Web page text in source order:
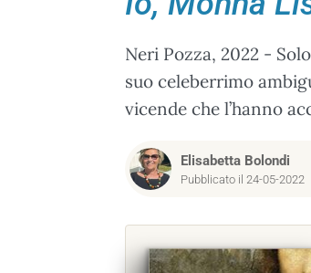
Neri Pozza, 2022 -
suo celeberrimo
vicende che l’hanno
Elisabetta Bolondi
Pubblicato il 24-05-2022